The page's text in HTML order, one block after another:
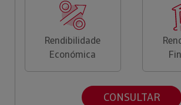
Rendibilidade
Económica
CONSULTAR